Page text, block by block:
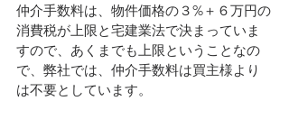
仲介手数料は、物件価格の３%＋６万円の
消費税が上限と宅建業法で決まっていま
すので、あくまでも上限ということなの
で、弊社では、仲介手数料は買主様より
は不要としています。